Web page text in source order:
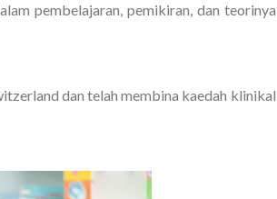
pembelajaran, pemikiran, dan teorinya
dan telah membina kaedah klinikal